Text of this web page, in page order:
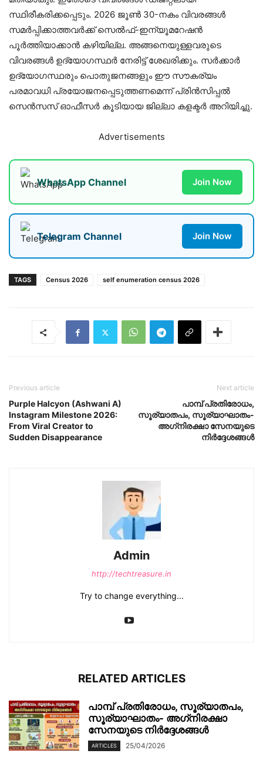
സ്ഥിരീകരിക്കപ്പെടും. 2026 ജൂണ്‍ 30-നകം വിവരങ്ങള്‍
സമര്‍പ്പിക്കാത്തവര്‍ക്ക് സെല്‍ഫ്-ഇന്യൂമറേഷന്‍
പൂര്‍ത്തിയാക്കാന്‍ കഴിയില്ല. അങ്ങനെയുള്ളവരുടെ
വിവരങ്ങള്‍ ഉദ്യോഗസ്ഥര്‍ നേരിട്ട് ശേഖരിക്കും. സര്‍ക്കാര്‍
ഉദ്യോഗസ്ഥരും പൊതുജനങ്ങളും ഈ സൗകര്യം
പരമാവധി പ്രയോജനപ്പെടുത്തണമെന്ന് പ്രിന്‍സിപ്പല്‍
സെന്‍സസ് ഓഫീസര്‍ കൂടിയായ ജില്ലാ കളക്ടര്‍ അറിയിച്ചു.
Advertisements
WhatsApp Channel Join Now
Telegram Channel Join Now
TAGS Census 2026 self enumeration census 2026
Previous article
Purple Halcyon (Ashwani A)
Instagram Milestone 2026:
From Viral Creator to
Sudden Disappearance
Next article
പാമ്പ് പ്രതിരോധം,
സൂര്യാതപം, സൂര്യാഘാതം-
അഗ്‌നിരക്ഷാ സേനയു‌‌‌ടെ
നിർദ്ദേശങ്ങൾ
Admin
http://techtreasure.in
Try to change everything...
RELATED ARTICLES
പാമ്പ് പ്രതിരോധം, സൂര്യാതപം,
സൂര്യാഘാതം- അഗ്‌നിരക്ഷാ
സേനയു‌‌‌ടെ നിർദ്ദേശങ്ങൾ
ARTICLES 25/04/2026